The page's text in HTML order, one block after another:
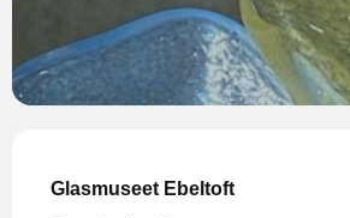
Glasmuseet Ebeltoft